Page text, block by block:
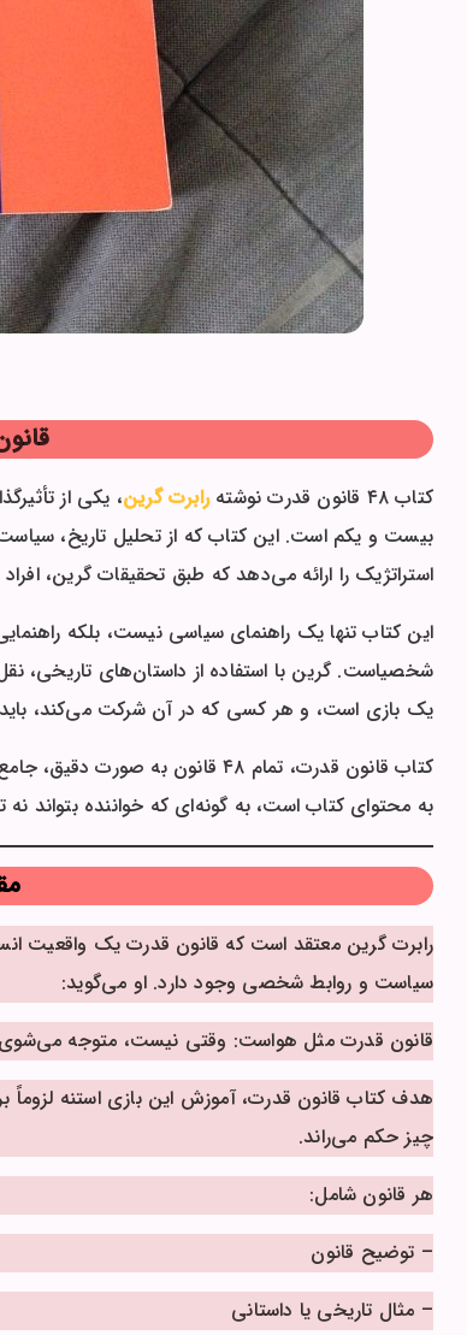
کتاب ۴۸ قانون قدرت نوشته رابرت گرین، یکی از
استراتژیک را ارائه می‌دهد که طبق تحقیقات گرین، افراد
این کتاب تنها یک راهنمای سیاسی نیست، بلکه
شخصیاست. گرین با استفاده از داستان‌های
یک بازی است، و هر کسی که در آن شرکت می‌کند، باید
کتاب قانون قدرت، تمام ۴۸
به محتوای کتاب است، به گونه‌ای که خواننده بتواند نه
رابرت گرین معتقد است که قانون قدرت یک واقعیت
سیاست و روابط شخصی وجود دارد. او می‌گوید:
قانون قدرت مثل هواست: وقتی نیست، متوجه می‌شوی.
هدف کتاب قانون قدرت، آموزش این بازی استنه لزوماً
چیز حکم می‌راند.
هر قانون شامل:
– توضیح قانون
– مثال تاریخی یا داستانی